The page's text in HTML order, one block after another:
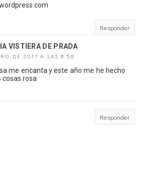
Responder
VISTIERA DE PRADA
DE 2017 A LAS 8:58
me encanta y este año me he hecho
cosas rosa
Responder